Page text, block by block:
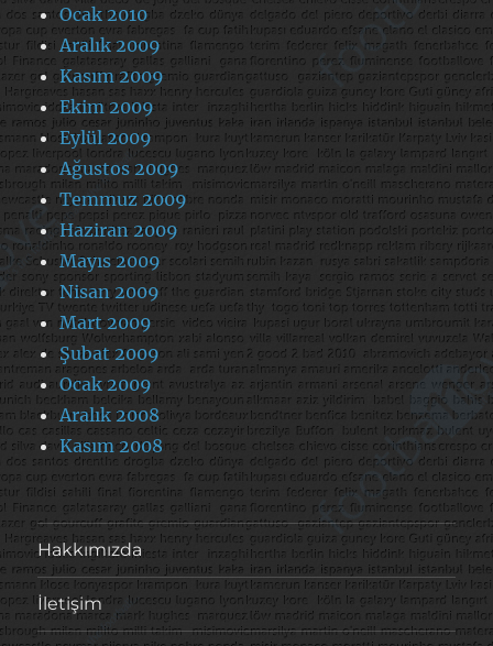
Ocak 2010
Aralık 2009
Kasım 2009
Ekim 2009
Eylül 2009
Ağustos 2009
Temmuz 2009
Haziran 2009
Mayıs 2009
Nisan 2009
Mart 2009
Şubat 2009
Ocak 2009
Aralık 2008
Kasım 2008
Hakkımızda
İletişim